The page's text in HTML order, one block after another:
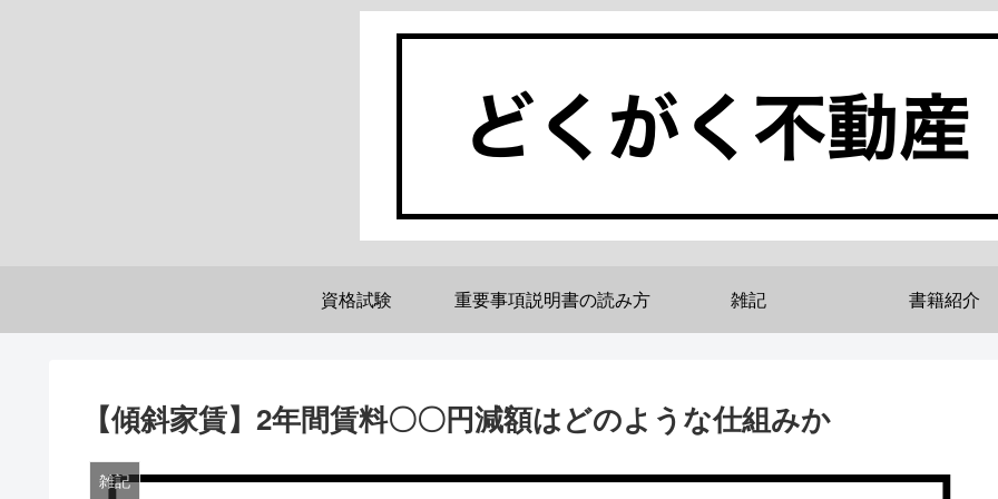
資格試験 重要事項説明書の読み方 雑記 書籍紹介
【傾斜家賃】2年間賃料〇〇円減額はどのような仕組みか
雑記